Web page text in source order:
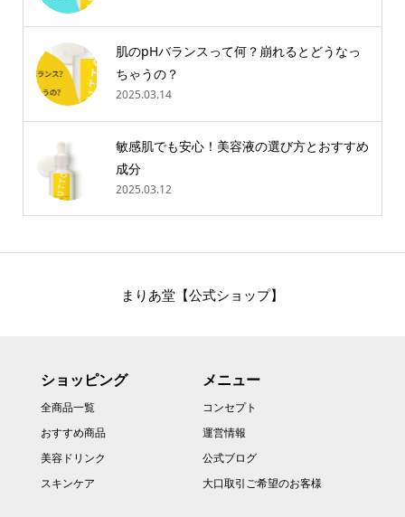
肌のpHバランスって何？崩れるとどうなっ
ちゃうの？
2025.03.14
敏感肌でも安心！美容液の選び方とおすすめ
成分
2025.03.12
まりあ堂【公式ショップ】
ショッピング
全商品一覧
おすすめ商品
美容ドリンク
スキンケア
メニュー
コンセプト
運営情報
公式ブログ
大口取引ご希望のお客様